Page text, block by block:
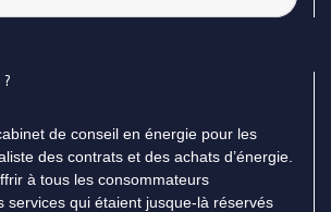
?
de conseil en énergie pour les
des contrats et des achats d’énergie.
à tous les consommateurs
services qui étaient jusque-là réservés